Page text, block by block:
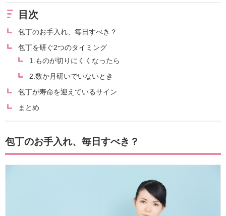
目次
包丁のお手入れ、毎日すべき？
包丁を研ぐ2つのタイミング
1.ものが切りにくくなったら
2.数か月研いでいないとき
包丁が寿命を迎えているサイン
まとめ
包丁のお手入れ、毎日すべき？